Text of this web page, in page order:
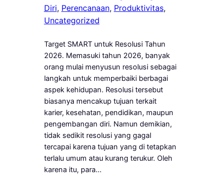
Diri, Perencanaan, Produktivitas ,
Uncategorized
Target SMART untuk Resolusi Tahun
2026. Memasuki tahun 2026, banyak
orang mulai menyusun resolusi sebagai
langkah untuk memperbaiki berbagai
aspek kehidupan. Resolusi tersebut
biasanya mencakup tujuan terkait
karier, kesehatan, pendidikan, maupun
pengembangan diri. Namun demikian,
tidak sedikit resolusi yang gagal
tercapai karena tujuan yang di tetapkan
terlalu umum atau kurang terukur. Oleh
karena itu, para…